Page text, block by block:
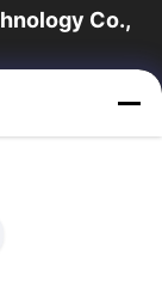
Co.,
ณฑ์ ESD &
ลือง ESD &